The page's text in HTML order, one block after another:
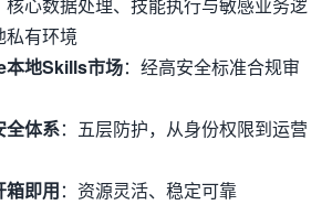
私有环境
地Skills市场：经高安全标准合规审
全体系：五层防护，从身份权限到运营
箱即用：资源灵活、稳定可靠